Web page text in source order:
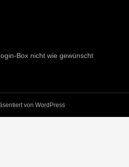
Box nicht wie gewünscht
von WordPress